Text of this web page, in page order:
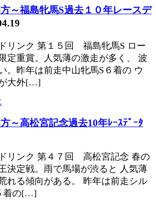
～福島牝馬S過去１０年レースデ
リンク 第１５回 福島牝馬S ロー
定重賞。人気薄の激走が多く、 波
。昨年は前走中山牝馬S６着の ウ
大外[…]
～高松宮記念過去10年ﾚｰｽﾃﾞｰﾀ
リンク 第４７回 高松宮記念 春の
決定戦。雨で馬場が渋ると 人気薄
れる傾向がある。 昨年は前走シル
着の[…]